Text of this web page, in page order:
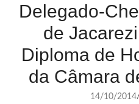
Delegado-
de
Diploma de
da Câmara
14/10/2014/